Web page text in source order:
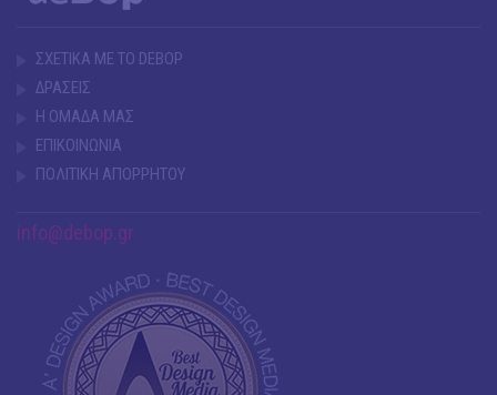
ΣΧΕΤΙΚΑ ΜΕ ΤΟ DEBOP
ΔΡΑΣΕΙΣ
Η ΟΜΑΔΑ ΜΑΣ
ΕΠΙΚΟΙΝΩΝΙΑ
ΠΟΛΙΤΙΚΗ ΑΠΟΡΡΗΤΟΥ
info@debop.gr